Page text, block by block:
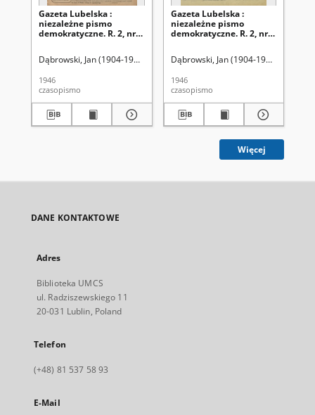
Gazeta Lubelska :
niezależne pismo
demokratyczne. R. 2, nr
Dąbrowski, Jan (1904-1964). Red
1946
czasopismo
Gazeta Lubelska :
niezależne pismo
demokratyczne. R. 2, nr
Dąbrowski, Jan (1904-1964). Red
1946
czasopismo
Więcej
DANE KONTAKTOWE
Adres
Biblioteka UMCS
ul. Radziszewskiego 11
20-031 Lublin, Poland
Telefon
(+48) 81 537 58 93
E-Mail